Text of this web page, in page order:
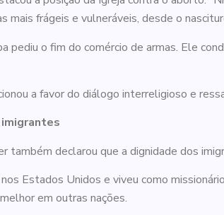
mais frágeis e vulneráveis, desde o
pediu o fim do comércio de armas. Ele
a favor do diálogo interreligioso e
também declarou que a dignidade dos
Estados Unidos e viveu como
em outras nações.